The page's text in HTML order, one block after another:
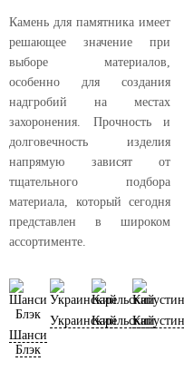
Камень для памятника имеет
решающее значение при
выборе материалов,
особенно для создания
надгробий на местах
захоронения. Прочность и
долговечность изделия
напрямую зависят от
тщательного подбора
материала, который сегодня
представлен в широком
ассортименте.
Шанси
Блэк
УкраинскийКарельский